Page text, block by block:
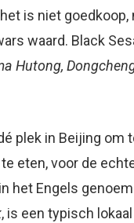
is niet goedkoop,
waard. Black
Hutong,
plek in Beijing om
eten, voor de
het Engels
, is een typisch